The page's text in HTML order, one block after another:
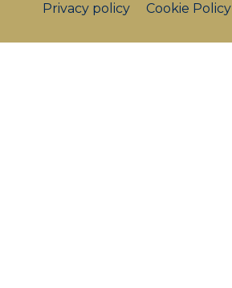
Privacy policy
Cookie Policy